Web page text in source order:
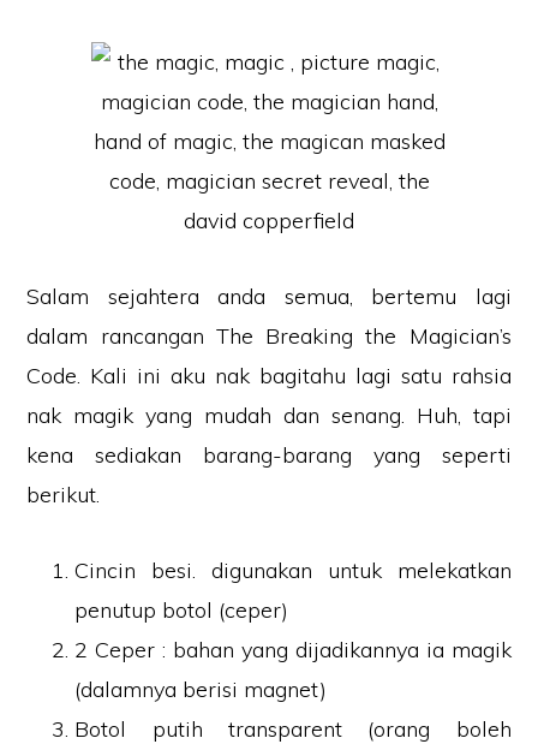
Salam sejahtera anda semua, bertemu lagi
dalam rancangan The Breaking the Magician’s
Code. Kali ini aku nak bagitahu lagi satu rahsia
nak magik yang mudah dan senang. Huh, tapi
kena sediakan barang-barang yang seperti
berikut.
Cincin besi. digunakan untuk melekatkan
penutup botol (ceper)
2 Ceper : bahan yang dijadikannya ia magik
(dalamnya berisi magnet)
Botol putih transparent (orang boleh